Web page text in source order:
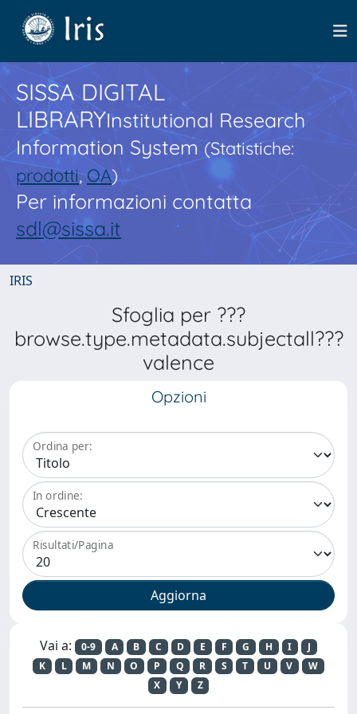
SISSA DIGITAL
LIBRARYInstitutional Research
Information System(Statistiche:
prodotti,OA)
Per informazioni contatta
sdl@sissa.it
IRIS
Sfoglia per ???
browse.type.metadata.subjectall???
valence
Opzioni
Ordina per:
In ordine:
Risultati/Pagina
Vai a: 0-9 A B C D E F G H I
J
K
L M N O P Q R S T U V
W
X
Y Z